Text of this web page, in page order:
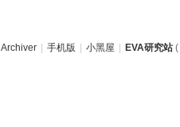
Archiver 手机版 小黑屋 EVA研究站(